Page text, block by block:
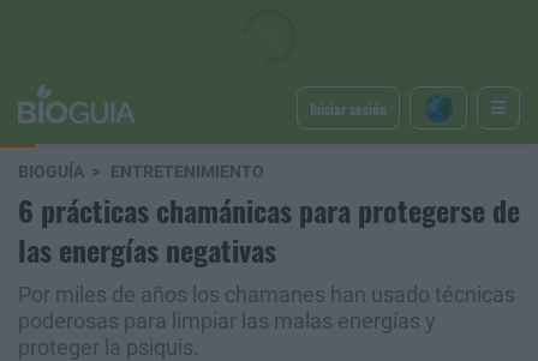
Iniciar sesión
BIOGUÍA ENTRETENIMIENTO
6 prácticas chamánicas para protegerse de
las energías negativas
Por miles de años los chamanes han usado técnicas
poderosas para limpiar las malas energías y
proteger la psiquis.